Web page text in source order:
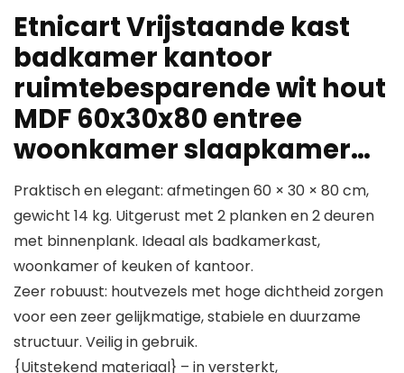
Etnicart Vrijstaande kast
badkamer kantoor
ruimtebesparende wit hout
MDF 60x30x80 entree
woonkamer slaapkamer…
Praktisch en elegant: afmetingen 60 × 30 × 80 cm,
gewicht 14 kg. Uitgerust met 2 planken en 2 deuren
met binnenplank. Ideaal als badkamerkast,
woonkamer of keuken of kantoor.
Zeer robuust: houtvezels met hoge dichtheid zorgen
voor een zeer gelijkmatige, stabiele en duurzame
structuur. Veilig in gebruik.
{Uitstekend materiaal} – in versterkt,